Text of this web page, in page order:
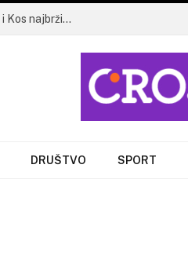
Bjelovarski policajci osvojili zlato na Kajak kupu: Oršić i Kos najbrži među mješovitim posadama!
DRUŠTVO SPORT